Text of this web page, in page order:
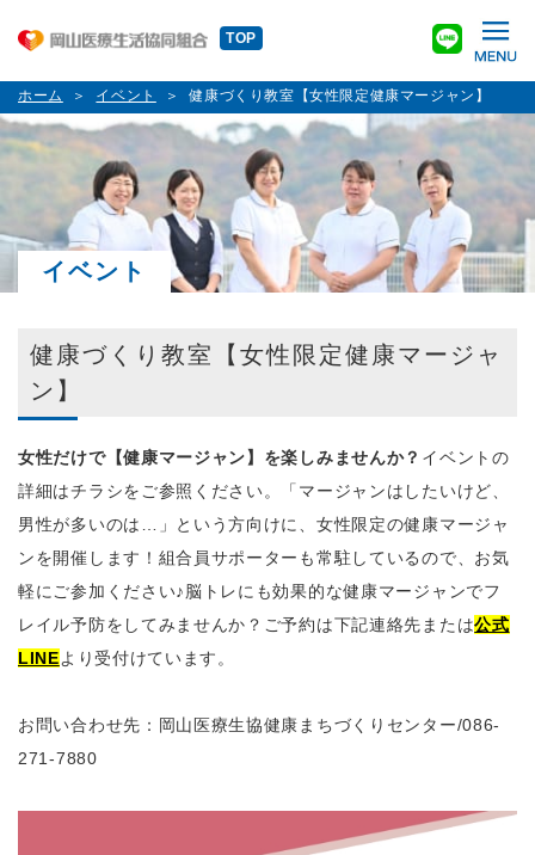
TOP
ホーム イベント 健康づくり教室【女性限定健康マージャン】
イベント
健康づくり教室【女性限定健康マージャ
ン】
女性だけで【健康マージャン】を楽しみませんか？ イベントの
詳細はチラシをご参照ください。「マージャンはしたいけど、
男性が多いのは…」という方向けに、女性限定の健康マージャ
ンを開催します！組合員サポーターも常駐しているので、お気
軽にご参加ください♪脳トレにも効果的な健康マージャンでフ
レイル予防をしてみませんか？ご予約は下記連絡先または公式
LINEより受付けています。
お問い合わせ先：岡山医療生協健康まちづくりセンター/086-
271-7880